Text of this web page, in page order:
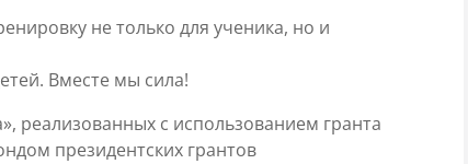
не только для ученика, но и
Вместе мы сила!
реализованных с использованием гранта
президентских грантов